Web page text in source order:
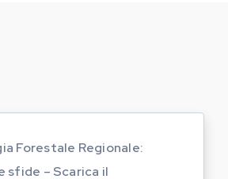
Forestale Regionale:
sfide – Scarica il